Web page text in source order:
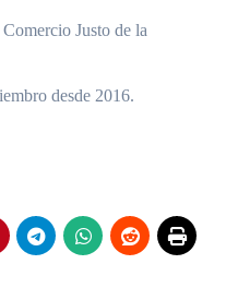
Justo de la
desde 2016.